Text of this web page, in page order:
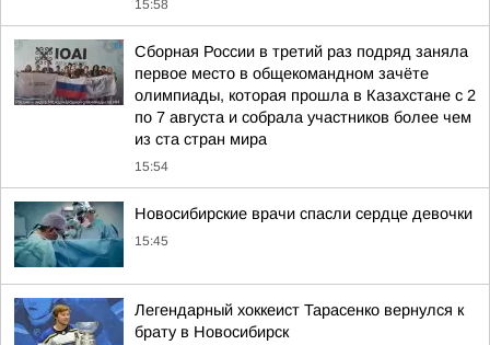
15:58
Сборная России в третий раз подряд заняла
первое место в общекомандном зачёте
олимпиады, которая прошла в Казахстане с 2
по 7 августа и собрала участников более чем
из ста стран мира
15:54
Новосибирские врачи спасли сердце девочки
15:45
Легендарный хоккеист Тарасенко вернулся к
брату в Новосибирск